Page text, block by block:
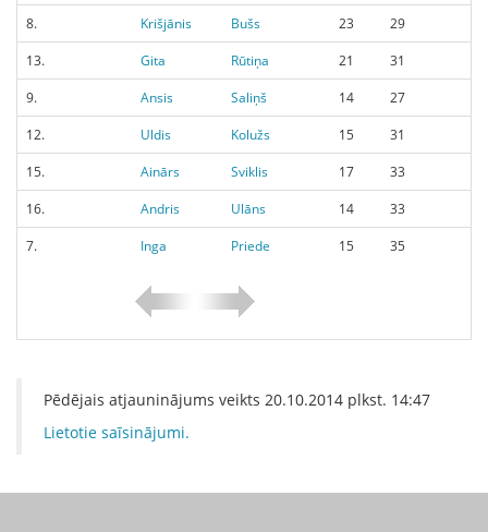
8.
Krišjānis Bušs 23
29
13.
Gita Rūtiņa 21
31
9.
Ansis Saliņš 14
27
12.
Uldis Kolužs 15
31
15.
Ainārs Sviklis 17
33
16.
Andris Ulāns 14
33
7.
Inga Priede 15 35
Pēdējais atjauninājums veikts 20.10.2014 plkst. 14:47
Lietotie saīsinājumi.